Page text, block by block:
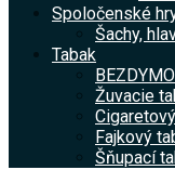
Spoločenské
Šachy,
Tabak
Žuvacie
Fajkový
Šňupací